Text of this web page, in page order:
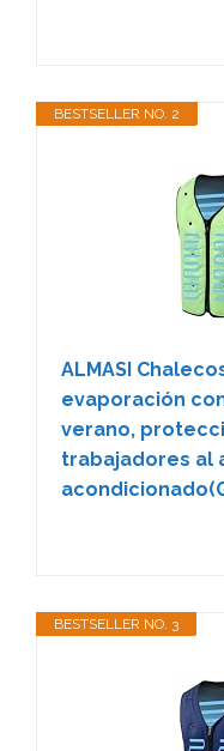
BESTSELLER NO. 2
ALMASI
evaporación
verano,
trabajadores al
BESTSELLER NO. 3